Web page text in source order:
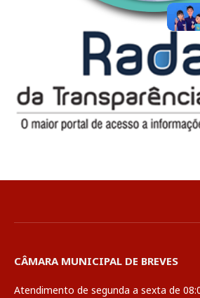
CÂMARA MUNICIPAL DE BREVES
Atendimento de segunda a sexta de